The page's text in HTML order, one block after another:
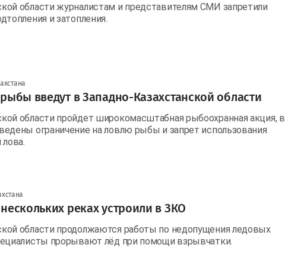
области журналистам и представителям СМИ запретили
и затопления.
введут в Западно-Казахстанской области
области пройдет широкомасштабная рыбоохранная акция, в
ограничение на ловлю рыбы и запрет использования
реках устроили в ЗКО
области продолжаются работы по недопущения ледовых
прорывают лёд при помощи взрывчатки.